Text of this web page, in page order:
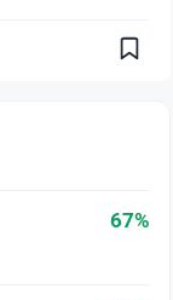
67%